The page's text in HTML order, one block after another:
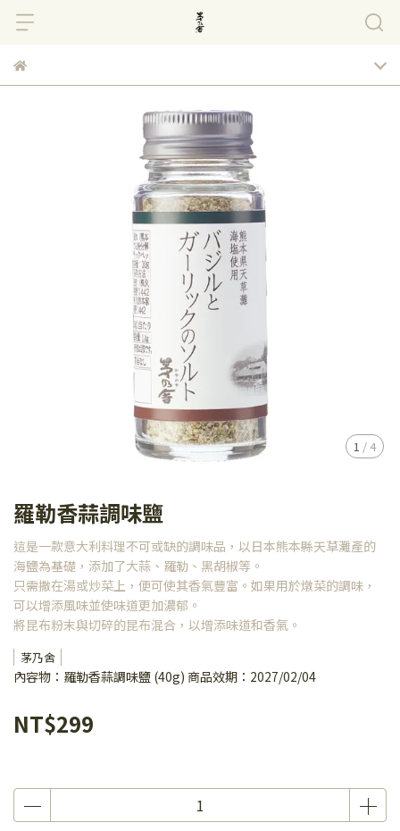
1 / 4
羅勒香蒜調味鹽
這是一款意大利料理不可或缺的調味品，以日本熊本縣天草灘產的
海鹽為基礎，添加了大蒜、羅勒、黑胡椒等。
只需撒在湯或炒菜上，便可使其香氣豐富。如果用於燉菜的調味，
可以增添風味並使味道更加濃郁。
將昆布粉末與切碎的昆布混合，以增添味道和香氣。
茅乃舍
內容物：羅勒香蒜調味鹽 (40g) 商品效期：2027/02/04
NT$299